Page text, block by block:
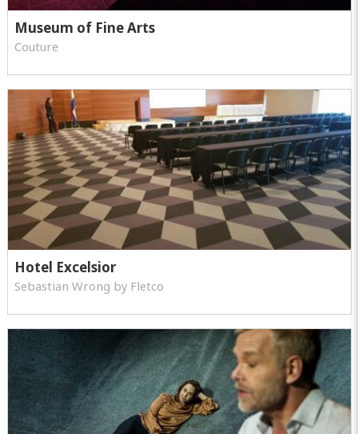
Museum of Fine Arts
Couture
Hotel Excelsior
Sebastian Wrong by Fletco